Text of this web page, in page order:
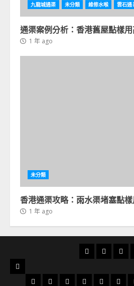
九龍城通渠 未分類 維修水喉 雲石通
通渠案例分析：香港舊屋點樣
1 年 ago
未分類
香港通渠攻略：雨水渠堵塞點
1 年 ago
首
通
俱
通
分
服
太 太 大 大 大 火